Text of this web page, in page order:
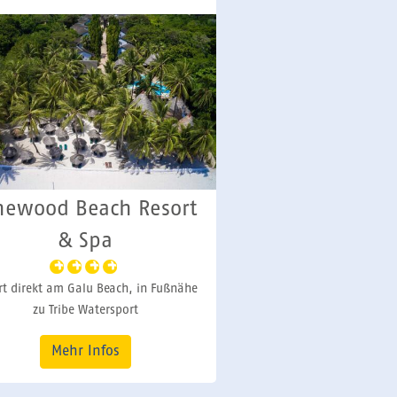
Beach Resort
& Spa
direkt am Galu Beach, in Fußnähe
zu Tribe Watersport
Mehr Infos